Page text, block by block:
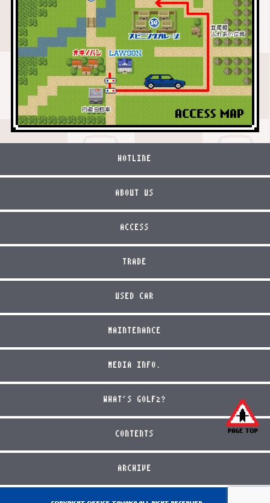
HOTLINE
ABOUT US
ACCESS
TRADE
USED CAR
MAINTENANCE
MEDIA INFO.
WHAT'S GOLF2?
CONTENTS
ARCHIVE